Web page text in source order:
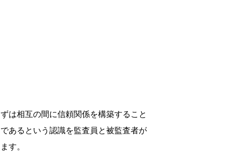
は相互の間に信頼関係を構築すること
あるという認識を監査員と被監査者が
す。